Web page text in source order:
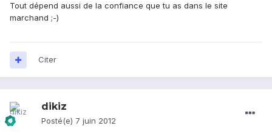
Tout dépend aussi de la confiance que tu as dans le site
marchand ;-)
Citer
dikiz
Posté(e) 7 juin 2012